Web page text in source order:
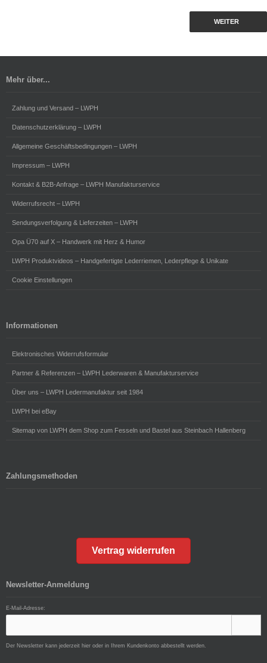
WEITER
Mehr über...
Zahlung und Versand – LWPH
Datenschutzerklärung – LWPH
Allgemeine Geschäftsbedingungen – LWPH
Impressum – LWPH
Kontakt & B2B-Anfrage – LWPH Manufakturservice
Widerrufsrecht – LWPH
Sendungsverfolgung & Lieferzeiten – LWPH
Opa Ü70 auf X – Handwerk mit Herz & Humor
LWPH Produktvideos – Handgefertigte Lederriemen, Lederpflege & Unikate
Cookie Einstellungen
Informationen
Elektronisches Widerrufsformular
Partner & Referenzen – LWPH Lederwaren & Manufakturservice
Über uns – LWPH Ledermanufaktur seit 1984
LWPH bei eBay
Sitemap von LWPH dem Shop zum Fesseln und Bastel aus Steinbach Hallenberg
Zahlungsmethoden
Vertrag widerrufen
Newsletter-Anmeldung
E-Mail-Adresse:
Der Newsletter kann jederzeit hier oder in Ihrem Kundenkonto abbestellt werden.